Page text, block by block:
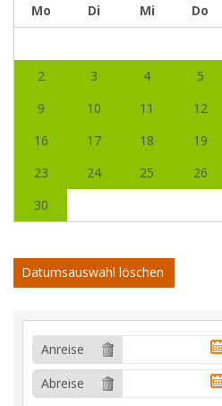
Mo
Di Mi Do
2
3 4 5
9
10 11 12
16
17 18 19
23
24 25 26
30
Datumsauswahl löschen
Anreise
Abreise